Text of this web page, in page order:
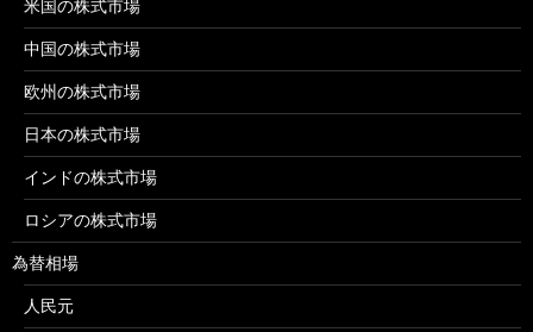
米国の株式市場
中国の株式市場
欧州の株式市場
日本の株式市場
インドの株式市場
ロシアの株式市場
為替相場
人民元